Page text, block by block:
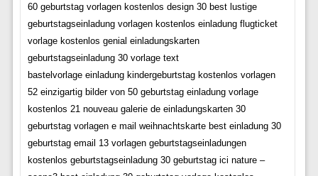
60 geburtstag vorlagen kostenlos design 30 best lustige
geburtstagseinladung vorlagen kostenlos einladung flugticket
vorlage kostenlos genial einladungskarten
geburtstagseinladung 30 vorlage text
bastelvorlage einladung kindergeburtstag kostenlos vorlagen
52 einzigartig bilder von 50 geburtstag einladung vorlage
kostenlos 21 nouveau galerie de einladungskarten 30
geburtstag vorlagen e mail weihnachtskarte best einladung 30
geburtstag email 13 vorlagen geburtstagseinladungen
kostenlos geburtstagseinladung 30 geburtstag ici nature –